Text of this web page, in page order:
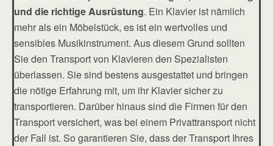
und die richtige Ausrüstung. Ein Klavier ist nämlich
mehr als ein Möbelstück, es ist ein wertvolles und
sensibles Musikinstrument. Aus diesem Grund sollten
Sie den Transport von Klavieren den Spezialisten
überlassen. Sie sind bestens ausgestattet und bringen
die nötige Erfahrung mit, um ihr Klavier sicher zu
transportieren. Darüber hinaus sind die Firmen für den
Transport versichert, was bei einem Privattransport nicht
der Fall ist. So garantieren Sie, dass der Transport Ihres